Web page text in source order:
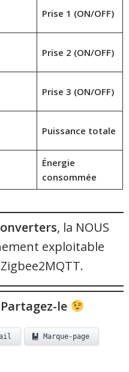
Prise 1 (ON/OFF)
Prise 2 (ON/OFF)
Prise 3 (ON/OFF)
Puissance totale
Énergie
consommée
, la NOUS
exploitable
le
Marque-page